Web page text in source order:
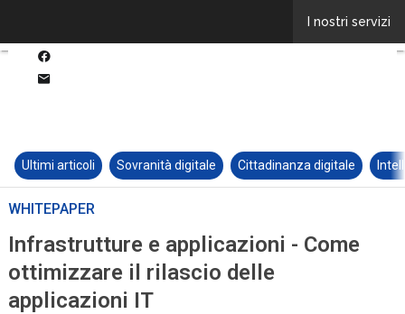
Ultimi articoli Sovranità digitale Cittadinanza digitale
WHITEPAPER
Infrastrutture e applicazioni - Come
ottimizzare il rilascio delle
applicazioni IT